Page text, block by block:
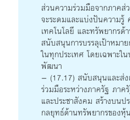
ส่วนความร่วมมือจากภาคส่
จะระดมและแบ่งปันความรู้
เทคโนโลยี และทรัพยากรด้
สนับสนุนการบรรลุเป้าหมา
ในทุกประเทศ โดยเฉพาะใ
พัฒนา
– (17.17) สนับสนุนและส่
ร่วมมือระหว่างภาครัฐ ภาค
และประชาสังคม สร้างบนป
กลยุทธ์ด้านทรัพยากรของหุ้